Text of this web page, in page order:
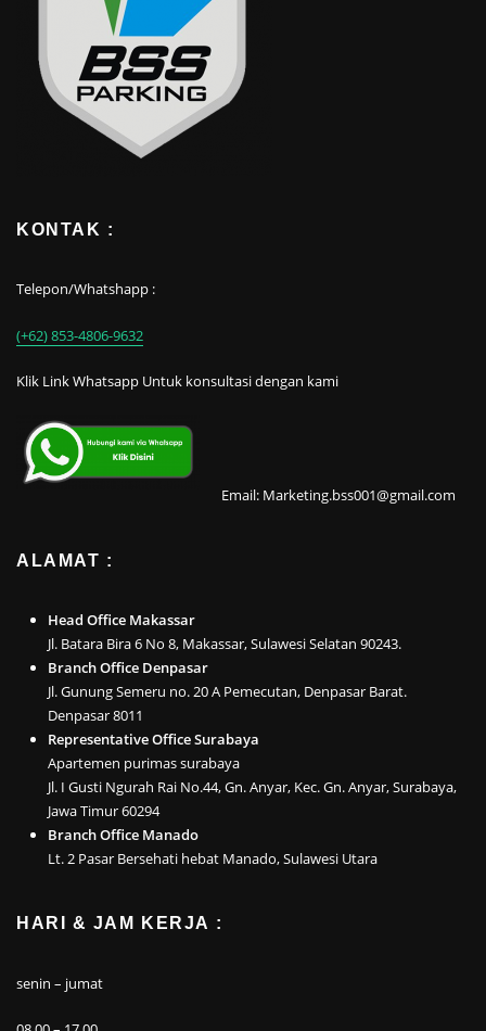
KONTAK :
Telepon/Whatshapp :
(+62) 853-4806-9632
Klik Link Whatsapp Untuk konsultasi dengan kami
Email: Marketing.bss001@gmail.com
ALAMAT :
Head Office Makassar
Jl. Batara Bira 6 No 8, Makassar, Sulawesi Selatan 90243.
Branch Office Denpasar
Jl. Gunung Semeru no. 20 A Pemecutan, Denpasar Barat.
Denpasar 8011
Representative Office Surabaya
Apartemen purimas surabaya
Jl. I Gusti Ngurah Rai No.44, Gn. Anyar, Kec. Gn. Anyar, Surabaya,
Jawa Timur 60294
Branch Office Manado
Lt. 2 Pasar Bersehati hebat Manado, Sulawesi Utara
HARI & JAM KERJA :
senin – jumat